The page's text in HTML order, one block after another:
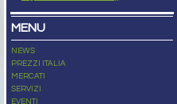
MENU
NEWS
PREZZI ITALIA
MERCATI
SERVIZI
EVENTI